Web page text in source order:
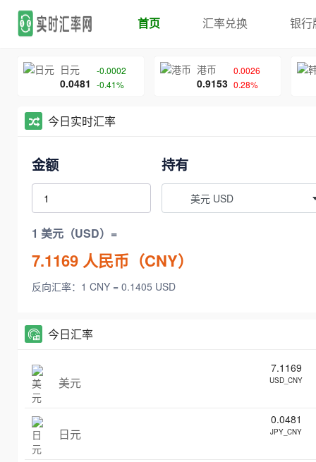
首页 汇率兑换 银行
日元
0.0481
-0.0002
-0.41%
港币
0.9153
0.0026
0.28%
今日实时汇率
金额 持有
美元 USD
1 美元（USD）=
7.1169 人民币（CNY）
反向汇率：1 CNY = 0.1405 USD
今日汇率
美元
7.1169
USD_CNY
日元
0.0481
JPY_CNY